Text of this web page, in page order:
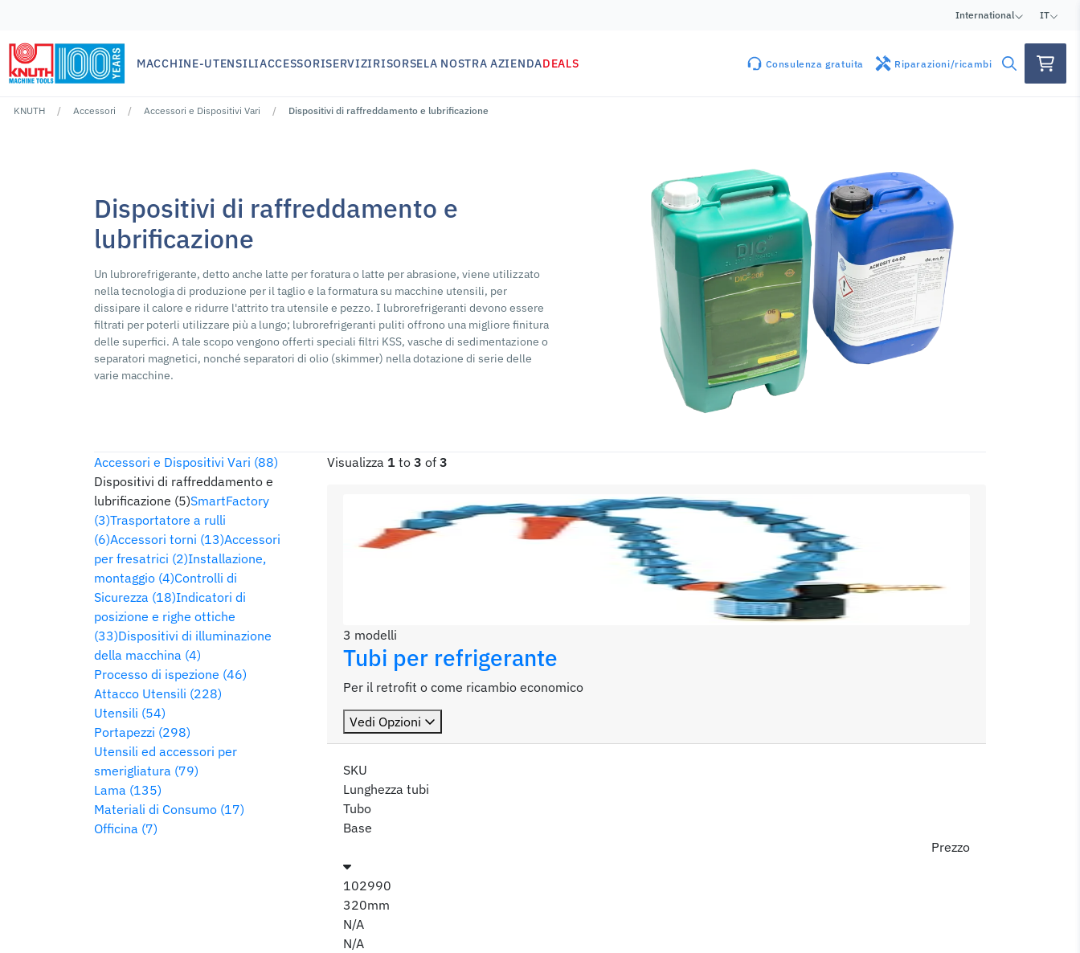
International IT
MACCHINE-UTENSILIACCESSORISERVIZIRISORSELA NOSTRA AZIENDADEALS Consulenza gratuita Riparazioni/ricambi
KNUTH Accessori Accessori e Dispositivi Vari Dispositivi di raffreddamento e lubrificazione
Dispositivi di raffreddamento e
lubrificazione
Un lubrorefrigerante, detto anche latte per foratura o latte per abrasione, viene utilizzato
nella tecnologia di produzione per il taglio e la formatura su macchine utensili, per
dissipare il calore e ridurre l'attrito tra utensile e pezzo. I lubrorefrigeranti devono essere
filtrati per poterli utilizzare più a lungo; lubrorefrigeranti puliti offrono una migliore finitura
delle superfici. A tale scopo vengono offerti speciali filtri KSS, vasche di sedimentazione o
separatori magnetici, nonché separatori di olio (skimmer) nella dotazione di serie delle
varie macchine.
Accessori e Dispositivi Vari (88)
Dispositivi di raffreddamento e
lubrificazione (5)SmartFactory
(3)Trasportatore a rulli
(6)Accessori torni (13)Accessori
per fresatrici (2)Installazione,
montaggio (4)Controlli di
Sicurezza (18)Indicatori di
posizione e righe ottiche
(33)Dispositivi di illuminazione
della macchina (4)
Processo di ispezione (46)
Attacco Utensili (228)
Utensili (54)
Portapezzi (298)
Utensili ed accessori per
smerigliatura (79)
Lama (135)
Materiali di Consumo (17)
Officina (7)
Visualizza 1to 3 of 3
3 modelli
Tubi per refrigerante
Per il retrofit o come ricambio economico
Vedi Opzioni
SKU
Lunghezza tubi
Tubo
Base
Prezzo
102990
320mm
N/A
N/A